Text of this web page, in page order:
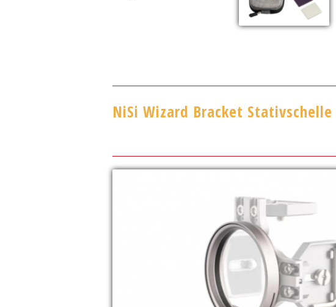
NiSi Wizard Bracket